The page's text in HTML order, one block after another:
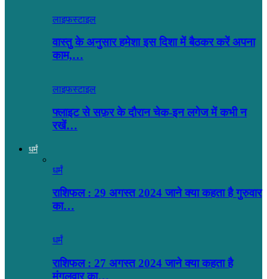
लाइफस्टाइल
वास्तु के अनुसार हमेशा इस दिशा में बैठकर करें अपना
काम,…
लाइफस्टाइल
फ्लाइट से सफ़र के दौरान चेक-इन लगेज में कभी न
रखें…
धर्मं
धर्मं
राशिफल : 29 अगस्त 2024 जाने क्या कहता है गुरुवार
का…
धर्मं
राशिफल : 27 अगस्त 2024 जाने क्या कहता है
मंगलवार का…